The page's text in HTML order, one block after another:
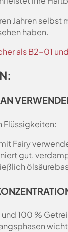
Jahren
haben.
als B2-01
Flüssigkeiten:
Fairy
gut,
100 %